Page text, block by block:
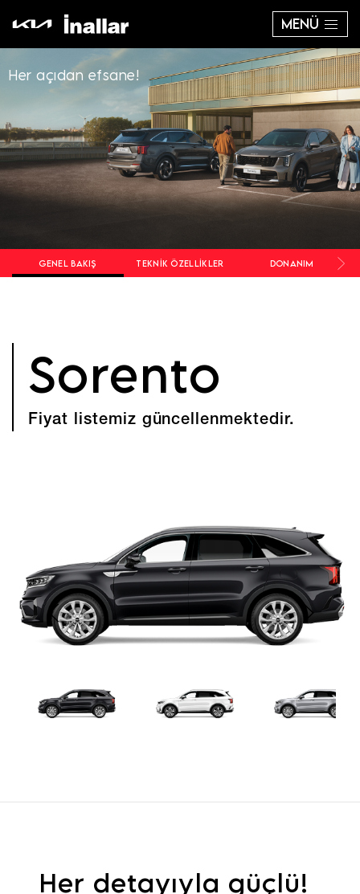
MENÜ
Her açıdan efsane!
GENEL BAKIŞ TEKNIK ÖZELLIKLER DONANIM
Sorento
Fiyat listemiz güncellenmektedir.
Her detayıyla güçlü!